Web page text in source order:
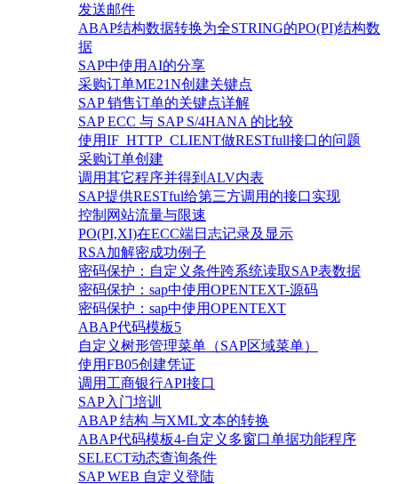
发送邮件
ABAP结构数据转换为全STRING的PO(PI)结构数
据
SAP中使用AI的分享
采购订单ME21N创建关键点
SAP 销售订单的关键点详解
SAP ECC 与 SAP S/4HANA 的比较
使用IF_HTTP_CLIENT做RESTfull接口的问题
采购订单创建
调用其它程序并得到ALV内表
SAP提供RESTful给第三方调用的接口实现
控制网站流量与限速
PO(PI,XI)在ECC端日志记录及显示
RSA加解密成功例子
密码保护：自定义条件跨系统读取SAP表数据
密码保护：sap中使用OPENTEXT-源码
密码保护：sap中使用OPENTEXT
ABAP代码模板5
自定义树形管理菜单（SAP区域菜单）
使用FB05创建凭证
调用工商银行API接口
SAP入门培训
ABAP 结构 与XML文本的转换
ABAP代码模板4-自定义多窗口单据功能程序
SELECT动态查询条件
SAP WEB 自定义登陆